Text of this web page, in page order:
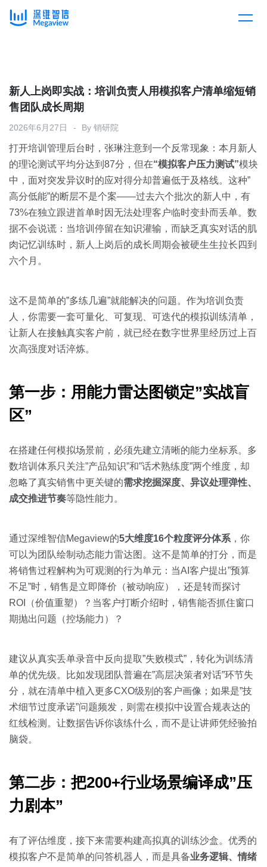
产品总览
产品集成
下载客户端
解决方案
按行业
消费医疗
教育
汽车
金融
按角色
销售管理
交易跟进
培训辅导
客户案例
开放平台
定价
资源中心
资源中心
全部
白皮书
关于我们
预约演示
新人上岗即实战：培训负责人用模拟客户清单缩短销
售团队成长周期
2026年6月27日 By 销研院
打开培训管理后台时，张琳注意到一个反常现象：本月新人
的理论测试平均分达到87分，但在“模拟客户压力测试”模块
中，面对突发异议时的应对得分却普遍低于及格线。这种”
高分低能”的断层不是个案——过去六个批次的新人中，有
73%在独立跟进首单时因无法处理客户临时变卦而丢单。数
据不会说谎：当培训停留在知识灌输，而缺乏真实对话的肌
肉记忆训练时，新人上岗后的成长周期会被硬生生拉长四到
六个月。
这不是简单的”多练几遍”就能解决的问题。作为培训负责
人，你需要一套可量化、可复现、可迭代的模拟训练清单，
让新人在接触真实客户前，就已经在数字世界里经历过上百
次高强度对话淬炼。
第一步：用能力雷达图锁定”实战盲
区”
在搭建任何模拟场景前，必须先建立清晰的能力坐标系。多
数培训体系只关注”产品知识”和”话术熟练度”两个维度，却
忽略了真实销售中更关键的需求挖掘深度、异议处理弹性、
成交推进节奏等隐性能力。
通过深维智信Megaview的5大维度16个粒度评分体系 ，你
可以为团队绘制动态能力雷达图。这不是简单的打分，而是
将销售过程解构为可观测的行为单元：当AI客户提出”预算
不足”时，销售是立即降价（被动响应），还是转而探讨
ROI（价值重塑）？当客户打断介绍时，销售能否抓住窗口
期抛出问题（控场能力）？
建议从真实丢单录音中反向提取”失败模式”，转化为训练清
单的优先级。比如发现团队普遍在”高层决策者对话”环节失
分，就在清单中植入更多CXO级别的客户画像；如果是”技
术细节过度承诺”问题频发，则需在模拟中设置合规表达的
红线检测。让数据告诉你该练什么，而不是让讲师凭经验拍
脑袋。
第二步：把200+行业场景编译成”压
力剧本”
有了评估维度，接下来需要构建高拟真的训练沙盒。优秀的
模拟客户不是简单的问答机器人，而是具备业务逻辑、情绪